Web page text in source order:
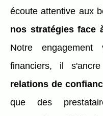
écoute attentive aux
nos stratégies face
Notre
financiers, il
relations de
que des